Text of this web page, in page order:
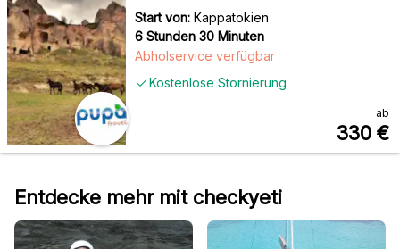
Start von: Kappatokien
6 Stunden 30 Minuten
Kostenlose Stornierung
Abholservice verfügbar
ab
330 €
Entdecke mehr mit checkyeti